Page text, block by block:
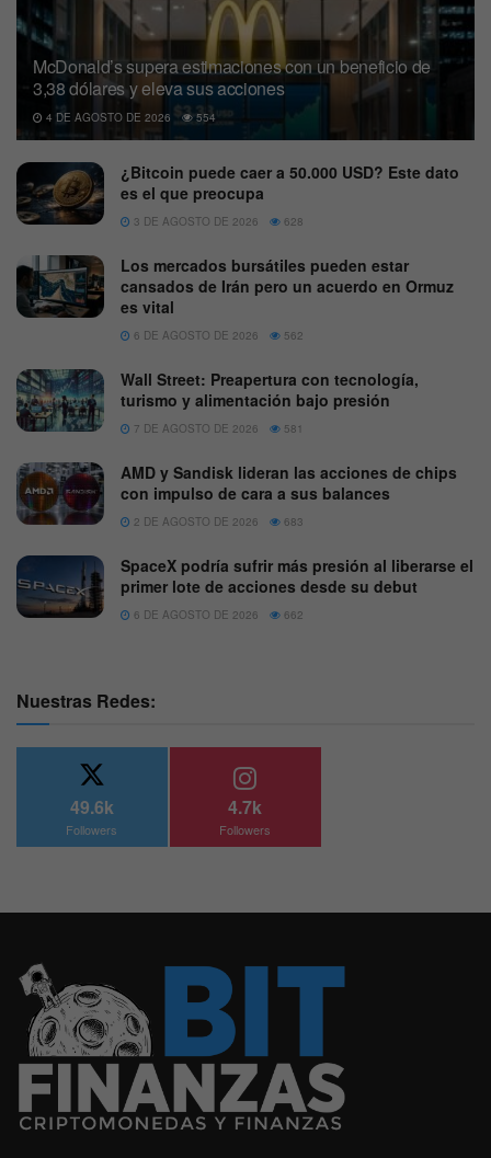
McDonald’s supera estimaciones con un beneficio de
3,38 dólares y eleva sus acciones
4 DE AGOSTO DE 2026 554
¿Bitcoin puede caer a 50.000 USD? Este dato
es el que preocupa
3 DE AGOSTO DE 2026 628
Los mercados bursátiles pueden estar
cansados de Irán pero un acuerdo en Ormuz
es vital
6 DE AGOSTO DE 2026 562
Wall Street: Preapertura con tecnología,
turismo y alimentación bajo presión
7 DE AGOSTO DE 2026 581
AMD y Sandisk lideran las acciones de chips
con impulso de cara a sus balances
2 DE AGOSTO DE 2026 683
SpaceX podría sufrir más presión al liberarse el
primer lote de acciones desde su debut
6 DE AGOSTO DE 2026 662
Nuestras Redes:
49.6k
Followers
4.7k
Followers